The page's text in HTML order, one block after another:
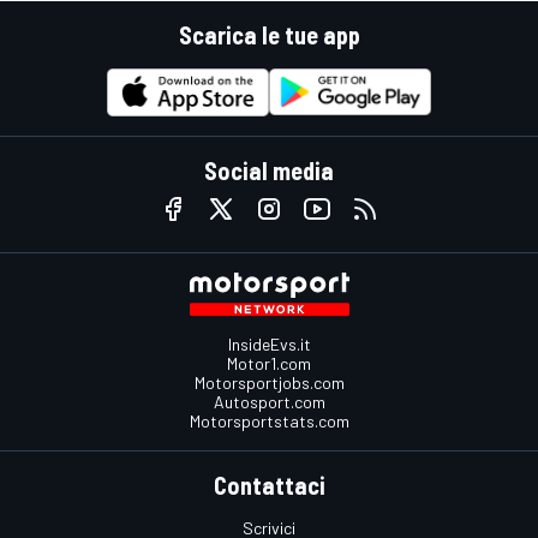
Scarica le tue app
Social media
InsideEvs.it
Motor1.com
Motorsportjobs.com
Autosport.com
Motorsportstats.com
Contattaci
Scrivici